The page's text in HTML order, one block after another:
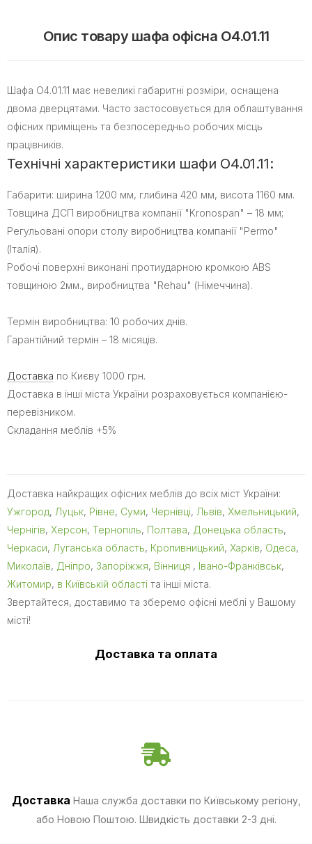
Опис товару шафа офісна O4.01.11
Шафа O4.01.11 має невеликі габаритні розміри, оснащена
двома дверцятами. Часто застосовується для облаштування
офісних приміщень та безпосередньо робочих місць
працівників.
Технічні характеристики шафи O4.01.11:
Габарити: ширина 1200 мм, глибина 420 мм, висота 1160 мм.
Товщина ДСП виробництва компанії "Kronospan" – 18 мм;
Регульовані опори столу виробництва компанії "Permo"
(Італія).
Робочі поверхні виконані протиударною кромкою ABS
товщиною 2мм., виробництва "Rehau" (Німеччина).
Термін виробництва: 10 робочих днів.
Гарантійний термін – 18 місяців.
Доставка по Києву 1000 грн.
Доставка в інші міста України розраховується компанією-
перевізником.
Складання меблів +5%
Доставка найкращих офісних меблів до всіх міст України:
Ужгород, Луцьк, Рівне, Суми, Чернівці, Львів, Хмельницький,
Чернігів, Херсон, Тернопіль, Полтава, Донецька область,
Черкаси, Луганська область, Кропивницький, Харків, Одеса,
Миколаїв, Дніпро, Запоріжжя, Вінниця , Івано-Франківськ,
Житомир, в Київській області та інші міста.
Звертайтеся, доставимо та зберемо офісні меблі у Вашому
місті!
Доставка та оплата
Доставка Наша служба доставки по Київському регіону,
або Новою Поштою. Швидкість доставки 2-3 дні.